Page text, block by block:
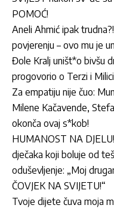
POMOĆ!
Aneli Ahmić ipak
povjerenju – ovo mu je
Đole Kralj uništ*o bivšu
progovorio o Terzi i
Za empatiju nije čuo:
Milene Kačavende,
okonča ovaj s*kob!
HUMANOST NA
dječaka koji boluje od
oduševljenje: „Moj
ČOVJEK NA SVIJETU!“
Tvoje dijete čuva moja